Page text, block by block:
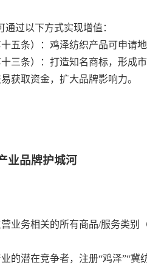
过以下方式实现增值：
十五条）：鸡泽纺织产品可申请
十三条）：打造知名商标，形成市
获取资金，扩大品牌影响力。
业品牌护城河
业务相关的所有商品/服务类别
的潜在竞争者，注册“鸡泽”“